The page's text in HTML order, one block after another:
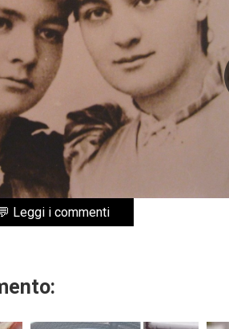
Leggi i commenti